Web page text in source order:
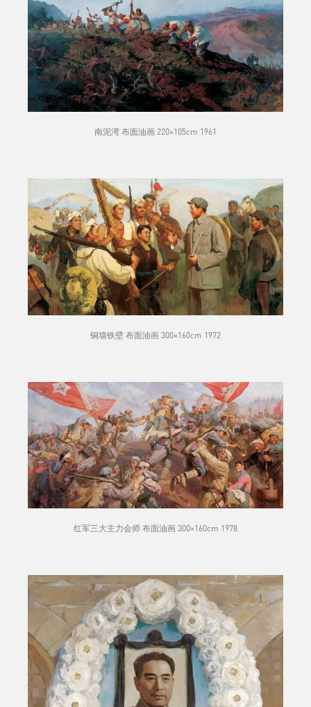
南泥湾 布面油画 220×105cm 1961
铜墙铁壁 布面油画 300×160cm 1972
红军三大主力会师 布面油画 300×160cm 1978